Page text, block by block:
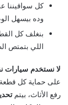
كل سواقيننا
وده بيسهل
بنغلف كل
اللي بتمتص
لا نستخدم سيارات
على حماية كل
رفع الأثاث، بيتم